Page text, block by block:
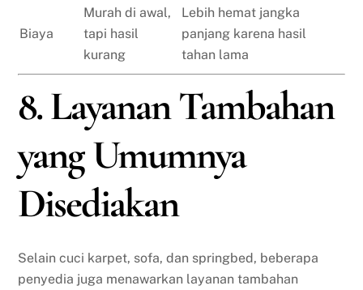
Biaya
Murah di awal,
tapi hasil
kurang
Lebih hemat jangka
panjang karena hasil
tahan lama
8. Layanan Tambahan
yang Umumnya
Disediakan
Selain cuci karpet, sofa, dan springbed, beberapa
penyedia juga menawarkan layanan tambahan